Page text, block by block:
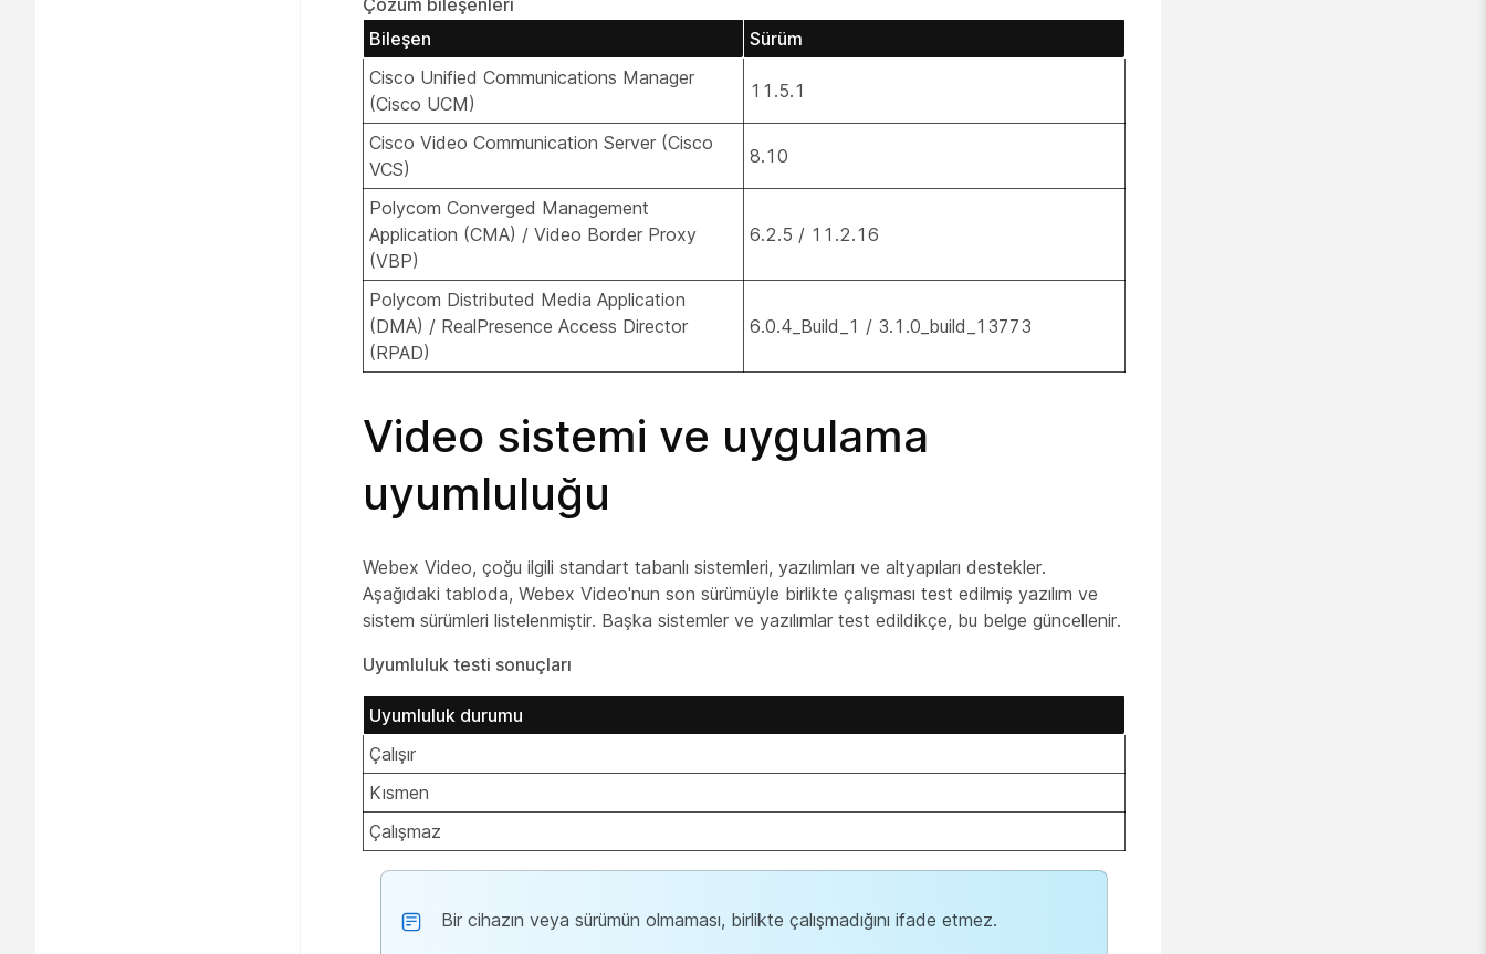
Bileşen
Sürüm
Cisco Unified Communications Manager
(Cisco UCM)
11.5.1
Cisco Video Communication Server (Cisco
VCS)
8.10
Polycom Converged Management
Application (CMA) / Video Border Proxy
(VBP)
6.2.5 / 11.2.16
Polycom Distributed Media Application
(DMA) / RealPresence Access Director
(RPAD)
6.0.4_Build_1 / 3.1.0_build_13773
Video sistemi ve uygulama
uyumluluğu
Webex Video, çoğu ilgili standart tabanlı sistemleri, yazılımları ve altyapıları destekler.
Aşağıdaki tabloda, Webex Video'nun son sürümüyle birlikte çalışması test edilmiş yazılım ve
sistem sürümleri listelenmiştir. Başka sistemler ve yazılımlar test edildikçe, bu belge güncellenir.
Uyumluluk testi sonuçları
Uyumluluk durumu
Çalışır
Kısmen
Çalışmaz
Bir cihazın veya sürümün olmaması, birlikte çalışmadığını ifade etmez.